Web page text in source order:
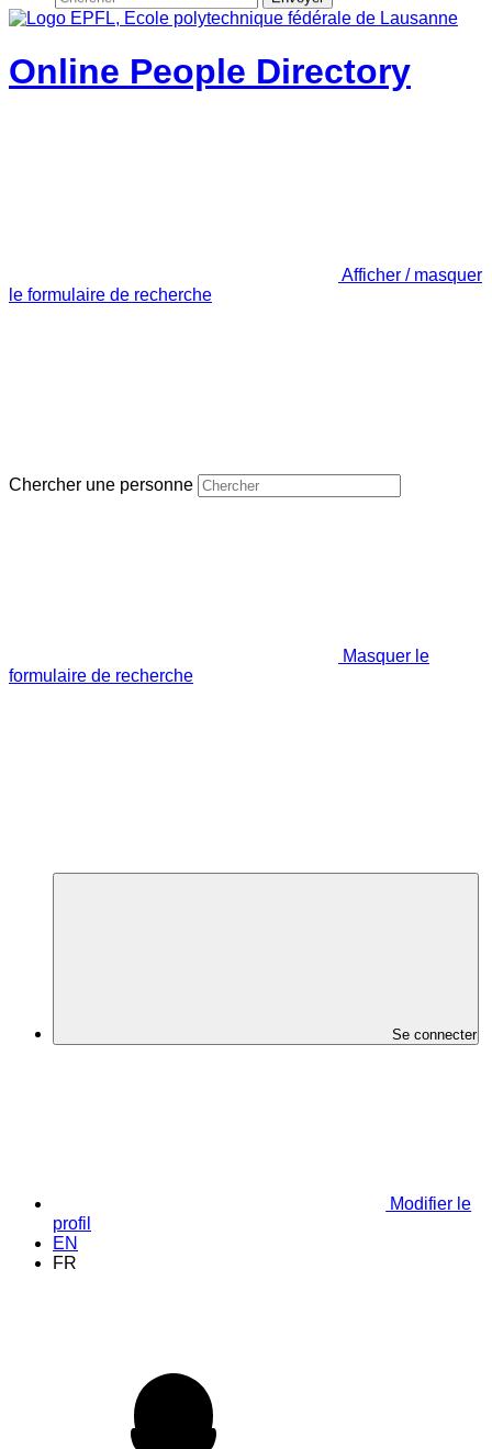
Online People Directory
Afficher / masquer
le formulaire de recherche
Chercher une personne
Masquer le
formulaire de recherche
Se connecter
Modifier le
profil
EN
FR